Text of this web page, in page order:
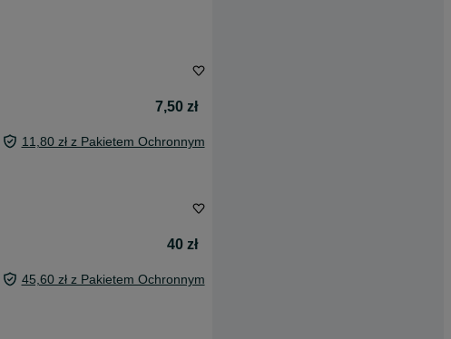
7,50 zł
11,80 zł z Pakietem Ochronnym
40 zł
45,60 zł z Pakietem Ochronnym